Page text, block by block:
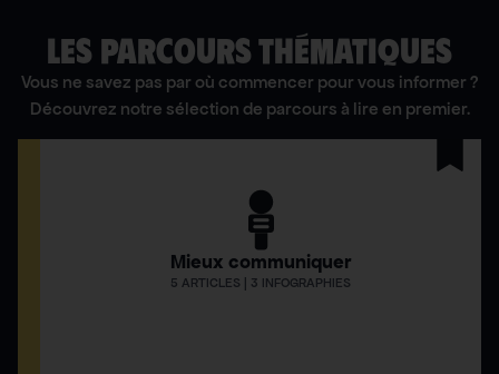
LES PARCOURS THÉMATIQUES
Vous ne savez pas par où commencer pour vous informer ?
Découvrez notre sélection de parcours à lire en premier.
Mieux communiquer
5 ARTICLES | 3 INFOGRAPHIES